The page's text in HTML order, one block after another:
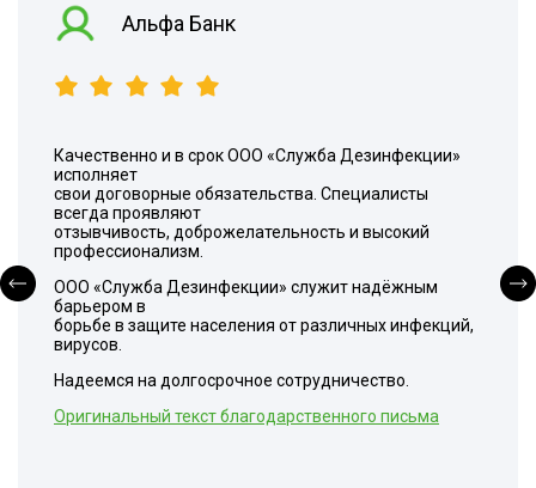
Альфа Банк
Качественно и в срок ООО «Служба Дезинфекции»
исполняет
свои договорные обязательства. Специалисты
всегда проявляют
отзывчивость, доброжелательность и высокий
профессионализм.
ООО «Служба Дезинфекции» служит надёжным
барьером в
борьбе в защите населения от различных инфекций,
вирусов.
Надеемся на долгосрочное сотрудничество.
Оригинальный текст благодарственного письма